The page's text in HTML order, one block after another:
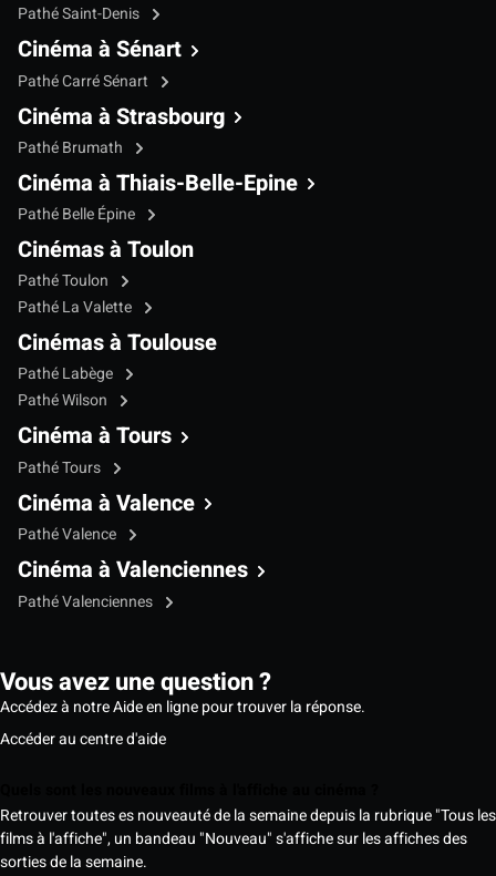
Pathé Saint-Denis
Cinéma à Sénart
Pathé Carré Sénart
Cinéma à Strasbourg
Pathé Brumath
Cinéma à Thiais-Belle-Epine
Pathé Belle Épine
Cinémas à Toulon
Pathé Toulon
Pathé La Valette
Cinémas à Toulouse
Pathé Labège
Pathé Wilson
Cinéma à Tours
Pathé Tours
Cinéma à Valence
Pathé Valence
Cinéma à Valenciennes
Pathé Valenciennes
Vous avez une question ?
Accédez à notre Aide en ligne pour trouver la réponse.
Accéder au centre d'aide
Retrouver toutes es nouveauté de la semaine depuis la rubrique "Tous les
films à l'affiche", un bandeau "Nouveau" s'affiche sur les affiches des
sorties de la semaine.